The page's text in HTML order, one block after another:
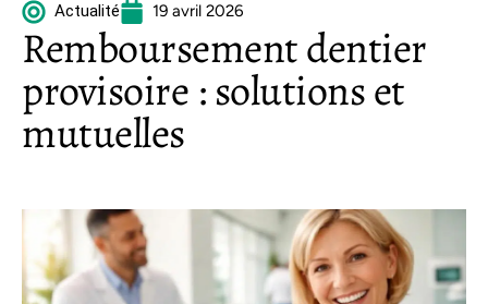
Actualité 19 avril 2026
Remboursement dentier
provisoire : solutions et
mutuelles